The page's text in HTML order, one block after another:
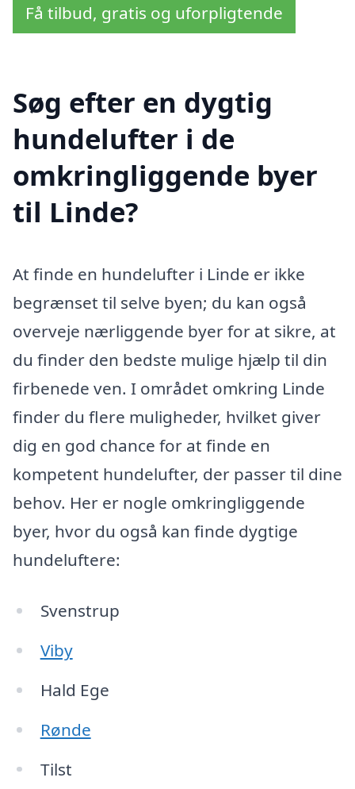
Få tilbud, gratis og uforpligtende
Søg efter en dygtig
hundelufter i de
omkringliggende byer
til Linde?
At finde en hundelufter i Linde er ikke
begrænset til selve byen; du kan også
overveje nærliggende byer for at sikre, at
du finder den bedste mulige hjælp til din
firbenede ven. I området omkring Linde
finder du flere muligheder, hvilket giver
dig en god chance for at finde en
kompetent hundelufter, der passer til dine
behov. Her er nogle omkringliggende
byer, hvor du også kan finde dygtige
hundeluftere:
Svenstrup
Viby
Hald Ege
Rønde
Tilst